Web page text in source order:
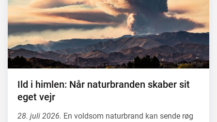
Ild i himlen: Når naturbranden skaber sit
eget vejr
28. juli 2026. En voldsom naturbrand kan sende røg